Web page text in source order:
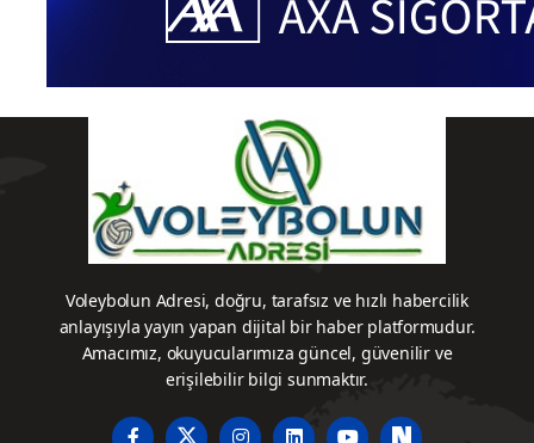
Voleybolun Adresi, doğru, tarafsız ve hızlı habercilik
anlayışıyla yayın yapan dijital bir haber platformudur.
Amacımız, okuyucularımıza güncel, güvenilir ve
erişilebilir bilgi sunmaktır.